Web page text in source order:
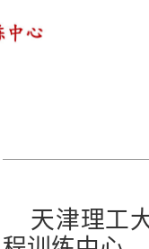
天津理工